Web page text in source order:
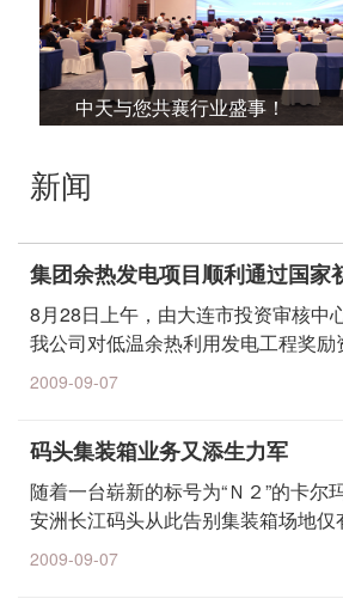
中天与您共襄行业盛事！
新闻
集团余热发电项目顺利通过国家
8月28日上午，由大连市投资审核中
我公司对低温余热利用发电工程奖
2009-09-07
码头集装箱业务又添生力军
随着一台崭新的标号为“Ｎ２”的卡
安洲长江码头从此告别集装箱场地
2009-09-07